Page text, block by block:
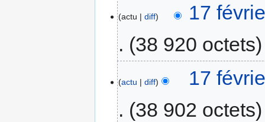
actu diff
17
38 920 octets
actu diff
17
38 902 octets